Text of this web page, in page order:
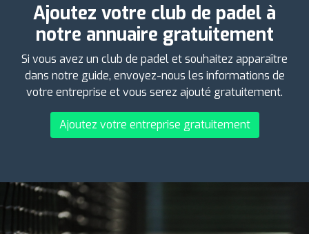
Ajoutez votre club de padel à
notre annuaire gratuitement
Si vous avez un club de padel et souhaitez apparaître
dans notre guide, envoyez-nous les informations de
votre entreprise et vous serez ajouté gratuitement.
Ajoutez votre entreprise gratuitement